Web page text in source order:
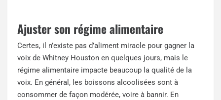
Ajuster son régime alimentaire
Certes, il n’existe pas d’aliment miracle pour gagner la
voix de Whitney Houston en quelques jours, mais le
régime alimentaire impacte beaucoup la qualité de la
voix. En général, les boissons alcoolisées sont à
consommer de façon modérée, voire à bannir. En